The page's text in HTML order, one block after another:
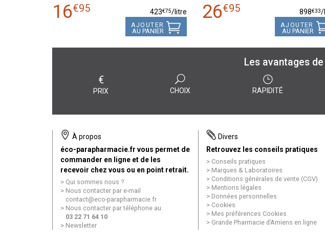
16€95 423€75/litre
AJOUTER
AU PANIER
26€95 898€33/
AJOUTER
AU PANIER
Les avantages de
€
PRIX CHOIX RAPIDITÉ
À propos
éco-parapharmacie.fr vous permet de
commander en ligne et de les
recevoir chez vous ou en point retrait.
Qui sommes nous ?
Nous contacter par e-mail
contact@eco-parapharmacie.fr
Nous contacter par téléphone au
03 22 71 64 10
Newsletter
Divers
Retrouvez les conseils pratiques
Conseils pratiques
Marques & Laboratoires
Conditions générales de vente (CGV)
Mentions légales
Données personnelles
Cookies
Mes préférences Cookies
Grande Pharmacie d’Amiens en ligne